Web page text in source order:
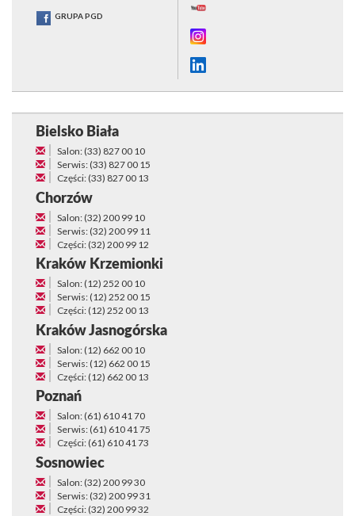
GRUPA PGD
Bielsko Biała
Salon: (33) 827 00 10
Serwis: (33) 827 00 15
Części: (33) 827 00 13
Chorzów
Salon: (32) 200 99 10
Serwis: (32) 200 99 11
Części: (32) 200 99 12
Kraków Krzemionki
Salon: (12) 252 00 10
Serwis: (12) 252 00 15
Części: (12) 252 00 13
Kraków Jasnogórska
Salon: (12) 662 00 10
Serwis: (12) 662 00 15
Części: (12) 662 00 13
Poznań
Salon: (61) 610 41 70
Serwis: (61) 610 41 75
Części: (61) 610 41 73
Sosnowiec
Salon: (32) 200 99 30
Serwis: (32) 200 99 31
Części: (32) 200 99 32